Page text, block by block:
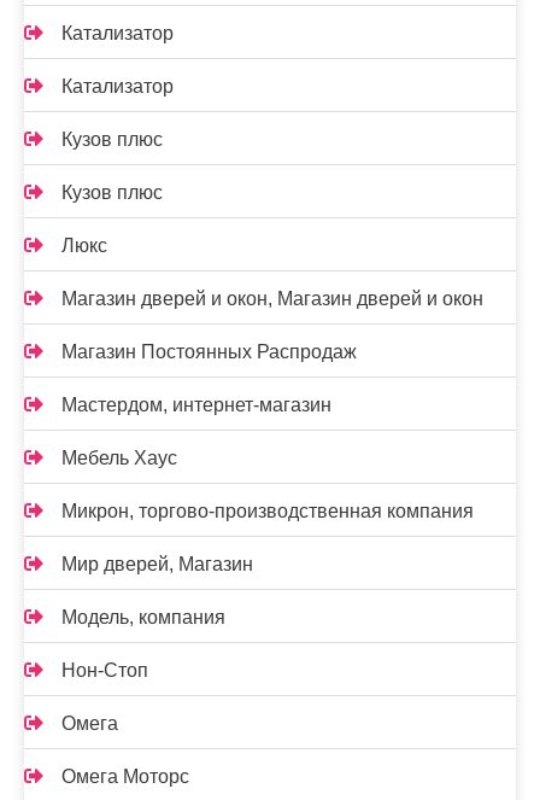
Катализатор
Катализатор
Кузов плюс
Кузов плюс
Люкс
Магазин дверей и окон, Магазин дверей и окон
Магазин Постоянных Распродаж
Мастердом, интернет-магазин
Мебель Хаус
Микрон, торгово-производственная компания
Мир дверей, Магазин
Модель, компания
Нон-Стоп
Омега
Омега Моторс